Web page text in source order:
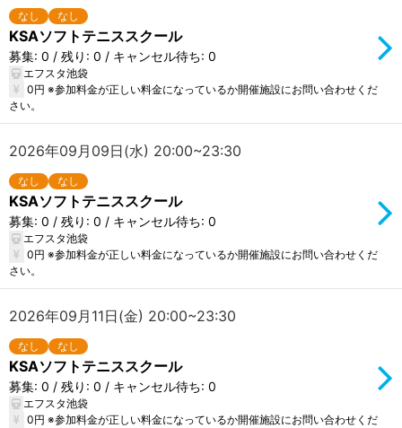
なし なし
KSAソフトテニススクール
募集: 0 / 残り: 0 / キャンセル待ち: 0
エフスタ池袋
0円 ※参加料金が正しい料金になっているか開催施設にお問い合わせくだ
さい。
2026年09月09日(水) 20:00~23:30
なし なし
KSAソフトテニススクール
募集: 0 / 残り: 0 / キャンセル待ち: 0
エフスタ池袋
0円 ※参加料金が正しい料金になっているか開催施設にお問い合わせくだ
さい。
2026年09月11日(金) 20:00~23:30
なし なし
KSAソフトテニススクール
募集: 0 / 残り: 0 / キャンセル待ち: 0
エフスタ池袋
0円 ※参加料金が正しい料金になっているか開催施設にお問い合わせくだ